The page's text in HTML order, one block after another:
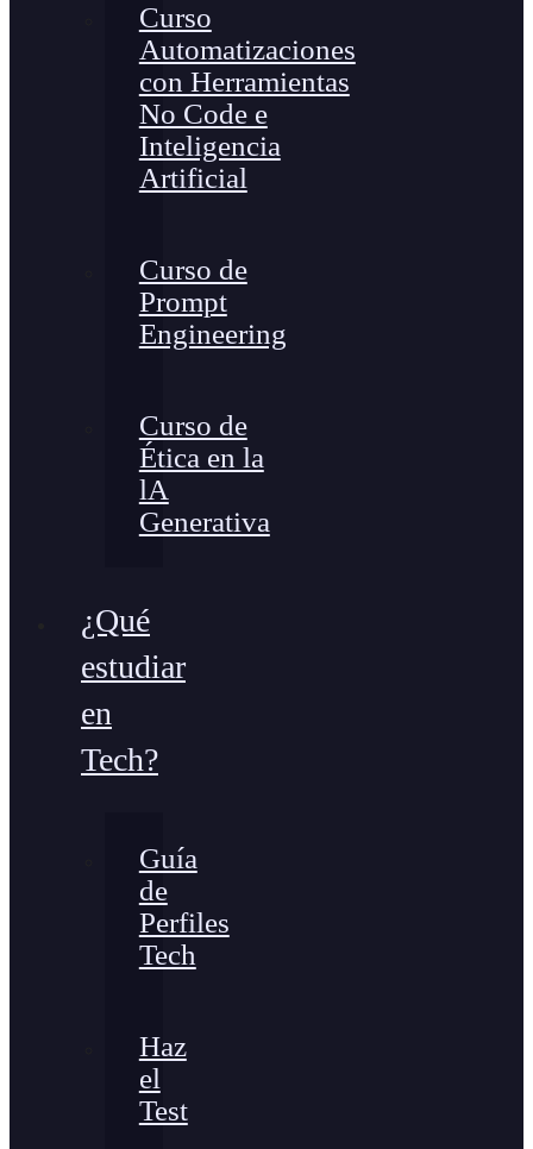
Curso
Automatizaciones
con Herramientas
No Code e
Inteligencia
Artificial
Curso de
Prompt
Engineering
Curso de
Ética en la
lA
Generativa
¿Qué
estudiar
en
Tech?
Guía
de
Perfiles
Tech
Haz
el
Test